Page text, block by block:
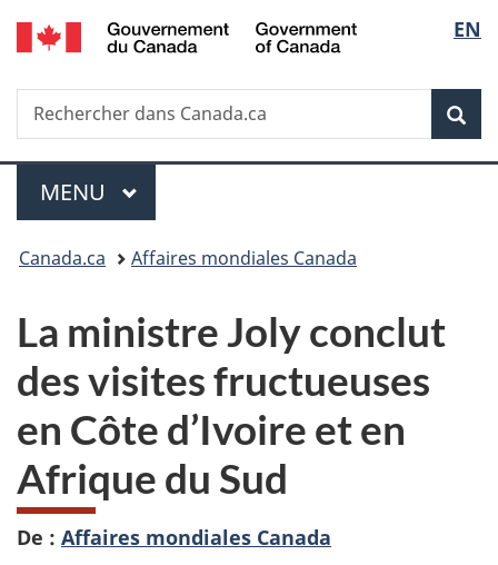
Passer
au
principal
Passer
à
Au
du
Passer
à
version
simplifiée
de
la
EN
Recherche
Rechercher
dans
Menu
MENU PRINCIPAL
Vous
ici :
Canada.ca Affaires mondiales Canada
La ministre Joly conclut
des visites fructueuses
en Côte d’Ivoire et en
Afrique du Sud
De : Affaires mondiales Canada